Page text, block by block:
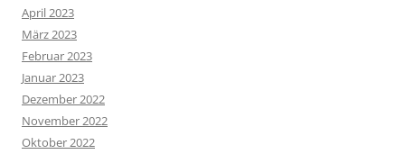
April 2023
März 2023
Februar 2023
Januar 2023
Dezember 2022
November 2022
Oktober 2022